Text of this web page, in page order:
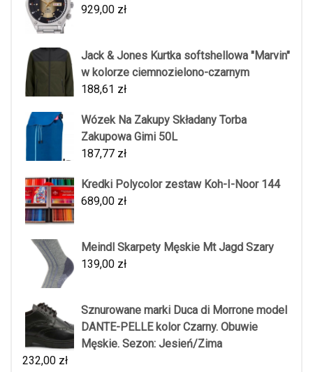
929,00 zł
Jack & Jones Kurtka softshellowa "Marvin"
w kolorze ciemnozielono-czarnym
188,61 zł
Wózek Na Zakupy Składany Torba
Zakupowa Gimi 50L
187,77 zł
Kredki Polycolor zestaw Koh-I-Noor 144
689,00 zł
Meindl Skarpety Męskie Mt Jagd Szary
139,00 zł
Sznurowane marki Duca di Morrone model
DANTE-PELLE kolor Czarny. Obuwie
Męskie. Sezon: Jesień/Zima
232,00 zł